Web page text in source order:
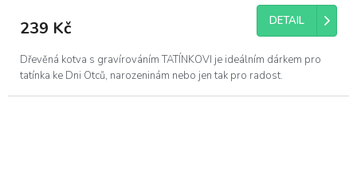
239 Kč DETAIL
Dřevěná kotva s gravírováním TATÍNKOVI je ideálním dárkem pro
tatínka ke Dni Otců, narozeninám nebo jen tak pro radost.